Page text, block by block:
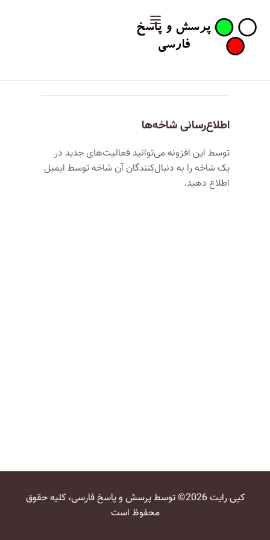
اطلاع‌رسانی شاخه‌ها
توسط این افزونه می‌توانید فعالیت‌های جدید در
یک شاخه را به دنبال‌کنندگان آن شاخه توسط ایمیل
اطلاع دهید.
کپی رایت 2026© توسط پرسش و پاسخ فارسی، کلیه حقوق
محفوظ است